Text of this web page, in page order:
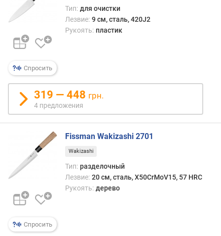
в
д
о
т
H
R
C
Спросить
Тип: для очистки
Лезвие: 9 см, сталь, 420J2
Рукоять: пластик
319 — 448 грн.
4 предложения
Спросить
Fissman Wakizashi 2701
Wakizashi
Тип: разделочный
Лезвие: 20 см, сталь, X50CrMoV15, 57 HRC
Рукоять: дерево